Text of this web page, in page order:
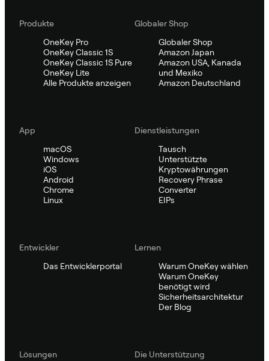
Produkte
OneKey Pro
OneKey Classic 1S
OneKey Classic 1S Pure
OneKey Lite
Alle Produkte anzeigen
Globaler Shop
Globaler Shop
Amazon Japan
Amazon USA, Kanada
und Mexiko
Amazon Deutschland
App
macOS
Windows
iOS
Android
Chrome
Linux
Dienstleistungen
Tausch
Unterstützte
Kryptowährungen
Recovery Phrase
Converter
EIPs
Entwickler
Das Entwicklerportal
Lernen
Warum OneKey wählen
Warum OneKey
benötigt wird
Sicherheitsarchitektur
Der Blog
Lösungen Die Unterstützung